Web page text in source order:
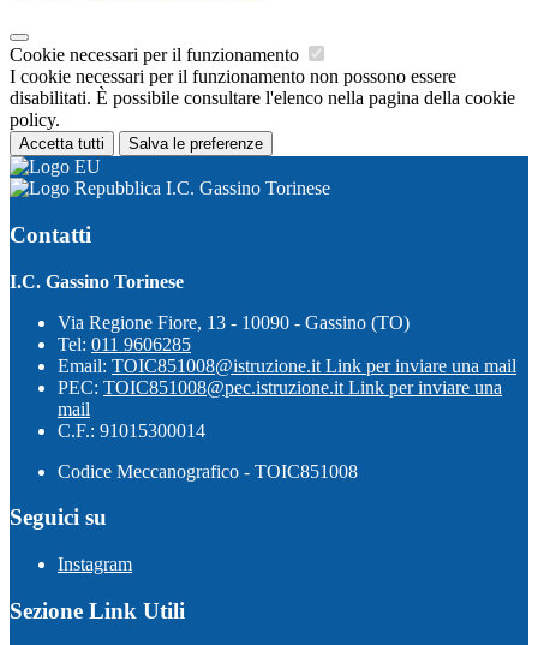
Cookie necessari per il funzionamento
I cookie necessari per il funzionamento non possono essere
disabilitati. È possibile consultare l'elenco nella pagina della cookie
policy.
Accetta tutti Salva le preferenze
I.C. Gassino Torinese
Contatti
I.C. Gassino Torinese
Via Regione Fiore, 13 - 10090 - Gassino (TO)
Tel: 011 9606285
Email: TOIC851008@istruzione.it Link per inviare una mail
PEC: TOIC851008@pec.istruzione.it Link per inviare una
mail
C.F.: 91015300014
Codice Meccanografico - TOIC851008
Seguici su
Instagram
Sezione Link Utili